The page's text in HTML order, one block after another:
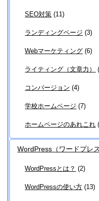
SEO対策 (11)
ランディングページ (3)
Webマーケティング (6)
ライティング（文章力）
コンバージョン (4)
学校ホームページ (7)
ホームページのあれこれ
WordPress（ワードプレス
WordPressとは？ (2)
WordPressの使い方 (13)